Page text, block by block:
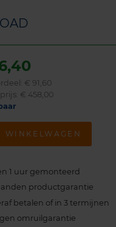
€ 91,60
€ 458,00
WINKELWAGEN
1 uur gemonteerd
productgarantie
betalen of in 3 termijnen
omruilgarantie